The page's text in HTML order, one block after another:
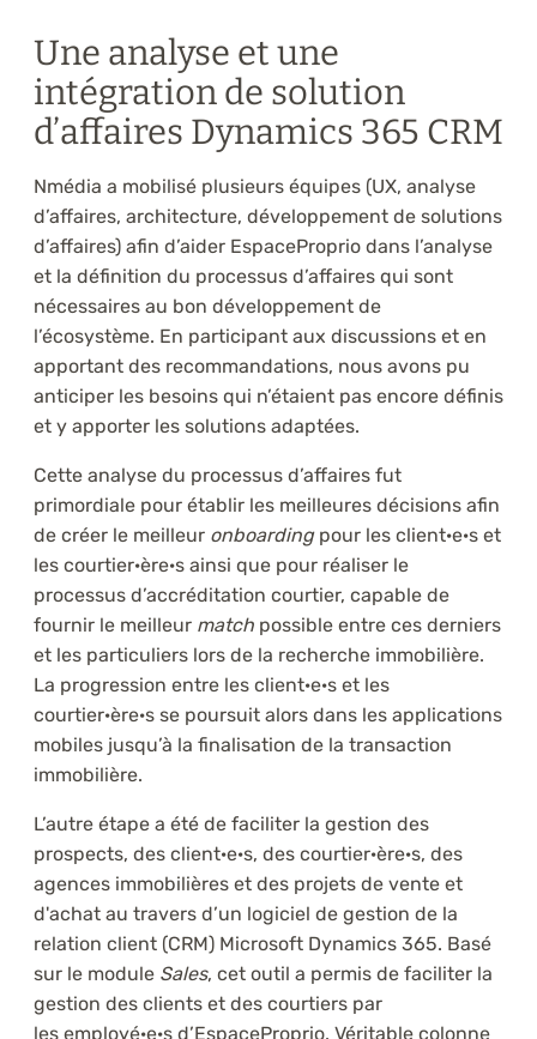
Une analyse et une
intégration de solution
d’affaires Dynamics 365 CRM
Nmédia a mobilisé plusieurs équipes (UX, analyse
d’affaires, architecture, développement de solutions
d’affaires) afin d’aider EspaceProprio dans l’analyse
et la définition du processus d’affaires qui sont
nécessaires au bon développement de
l’écosystème. En participant aux discussions et en
apportant des recommandations, nous avons pu
anticiper les besoins qui n’étaient pas encore définis
et y apporter les solutions adaptées.
Cette analyse du processus d’affaires fut
primordiale pour établir les meilleures décisions afin
de créer le meilleur onboardingpour les client·e·s et
les courtier·ère·s ainsi que pour réaliser le
processus d’accréditation courtier, capable de
fournir le meilleur match possible entre ces derniers
et les particuliers lors de la recherche immobilière.
La progression entre les client·e·s et les
courtier·ère·s se poursuit alors dans les applications
mobiles jusqu’à la finalisation de la transaction
immobilière.
L’autre étape a été de faciliter la gestion des
prospects, des client·e·s, des courtier·ère·s, des
agences immobilières et des projets de vente et
d'achat au travers d’un logiciel de gestion de la
relation client (CRM) Microsoft Dynamics 365. Basé
sur le module Sales, cet outil a permis de faciliter la
gestion des clients et des courtiers par
les employé·e·s d’EspaceProprio. Véritable colonne